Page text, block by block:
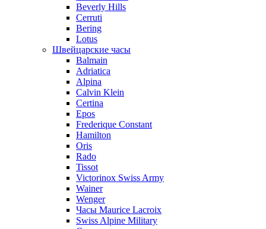
Beverly Hills
Cerruti
Bering
Lotus
Швейцарские часы
Balmain
Adriatica
Alpina
Calvin Klein
Certina
Epos
Frederique Constant
Hamilton
Oris
Rado
Tissot
Victorinox Swiss Army
Wainer
Wenger
Часы Maurice Lacroix
Swiss Alpine Military